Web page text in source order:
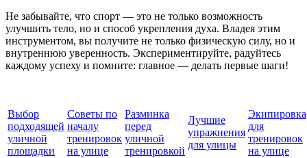
Не забывайте, что спорт — это не только возможность
улучшить тело, но и способ укрепления духа. Владея этим
инструментом, вы получите не только физическую силу, но и
внутреннюю уверенность. Экспериментируйте, радуйтесь
каждому успеху и помните: главное — делать первые шаги!
Выбор
подходящей
уличной
площадки
Советы по
началу
тренировок
на улице
Разминка
перед
уличной
тренировкой
Лучшие
упражнения
для улицы
Экипировка
для
тренировок
на улице